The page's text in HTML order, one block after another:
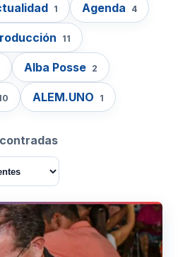
1 Agenda 4
11
Alba Posse 2
ALEM.UNO 1